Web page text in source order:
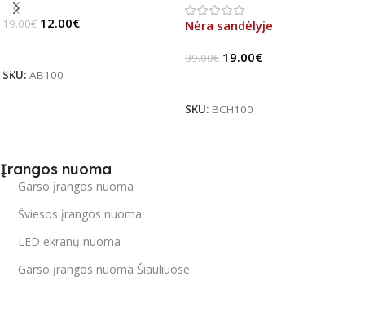
19.00€ 12.00€
SKU: AB100
Nėra sandėlyje
39.00€ 19.00€
SKU: BCH100
Įrangos nuoma
Garso įrangos nuoma
Šviesos įrangos nuoma
LED ekranų nuoma
Garso įrangos nuoma Šiauliuose